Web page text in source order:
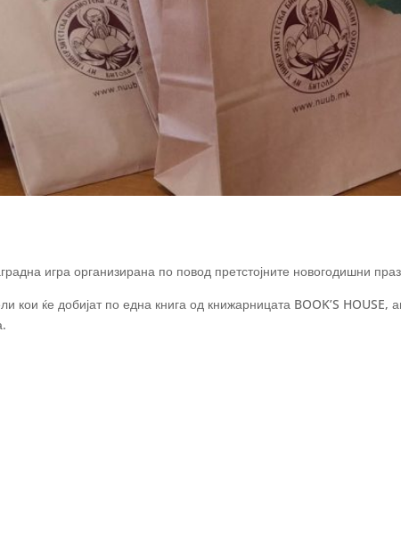
игра организирана по повод претстојните новогодишни
кои ќе добијат по една книга од книжарницата BOOK’S